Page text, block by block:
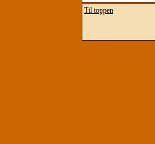
Til toppen